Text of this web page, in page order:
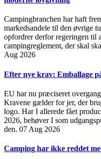
Campingbranchen har haft
markedsandele til den øvrige
opfordrer derfor regeringen til
campingreglement, der skal
Aug 2026
Efter nye krav: Emballage
EU har nu præciseret
Kravene gælder for jer, der
logo. Har I allerede fået
2026, behøver I som
den. 07 Aug 2026
Camping har ikke reddet